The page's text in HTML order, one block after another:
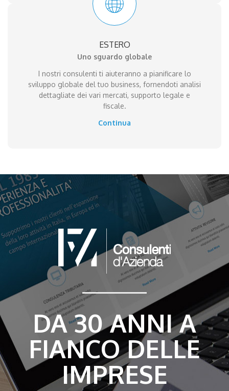
ESTERO
Uno sguardo globale
I nostri consulenti ti aiuteranno a pianificare lo
sviluppo globale del tuo business, fornendoti analisi
dettagliate dei vari mercati, supporto legale e
fiscale.
Continua
DA 30 ANNI A
FIANCO DELLE
IMPRESE